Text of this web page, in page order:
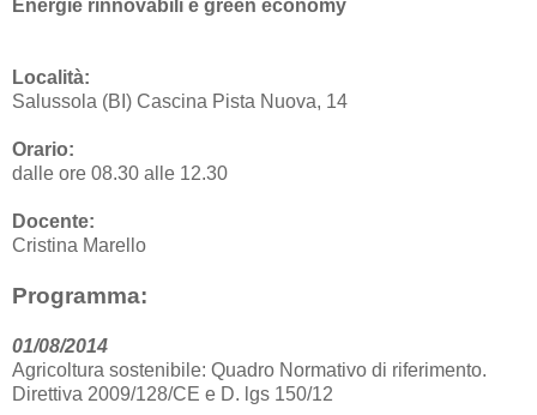
Energie rinnovabili e green economy
Località:
Salussola (BI) Cascina Pista Nuova, 14
Orario:
dalle ore 08.30 alle 12.30
Docente:
Cristina Marello
Programma:
01/08/2014
Agricoltura sostenibile: Quadro Normativo di riferimento.
Direttiva 2009/128/CE e D. lgs 150/12